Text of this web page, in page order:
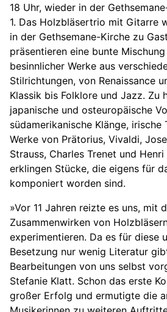
18 Uhr, wieder in der
1. Das Holzbläsertrio mit Gitarre
in der Gethsemane-Kirche zu
präsentieren eine bunte
besinnlicher Werke aus
Stilrichtungen, von Renaissance
Klassik bis Folklore und Jazz. Zu
japanische und osteuropäische
südamerikanische Klänge,
Werke von Prätorius, Vivaldi,
Strauss, Charles Trenet und
erklingen Stücke, die eigens für
komponiert worden sind.
»Vor 11 Jahren reizte es uns, mit
Zusammenwirken von
experimentieren. Da es für diese
Besetzung nur wenig Literatur
Bearbeitungen von uns selbst
Stefanie Klatt. Schon das erste
großer Erfolg und ermutigte die